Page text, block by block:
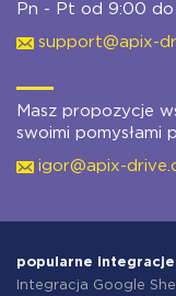
Pn - Pt od 9:00 do
support@apix-
Masz propozycje
swoimi pomysłami
igor@apix-
popularne integracje
Integracja Google